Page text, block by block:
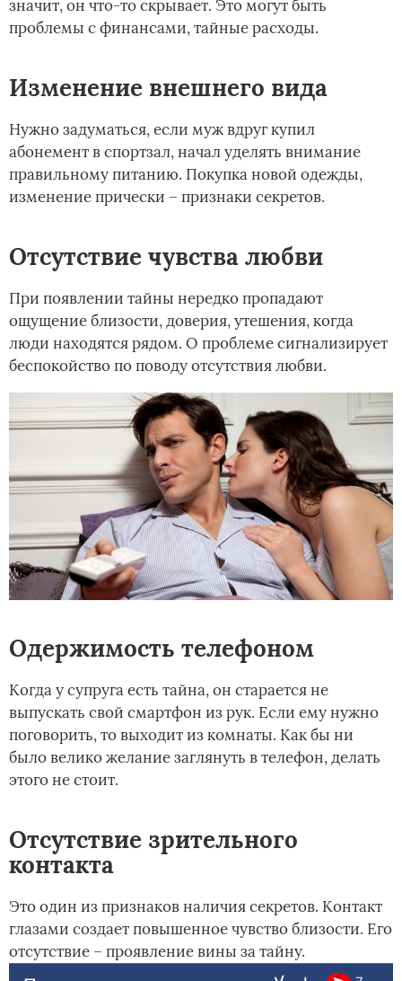
значит, он что-то скрывает. Это могут быть
проблемы с финансами, тайные расходы.
Изменение внешнего вида
Нужно задуматься, если муж вдруг купил
абонемент в спортзал, начал уделять внимание
правильному питанию. Покупка новой одежды,
изменение прически – признаки секретов.
Отсутствие чувства любви
При появлении тайны нередко пропадают
ощущение близости, доверия, утешения, когда
люди находятся рядом. О проблеме сигнализирует
беспокойство по поводу отсутствия любви.
Одержимость телефоном
Когда у супруга есть тайна, он старается не
выпускать свой смартфон из рук. Если ему нужно
поговорить, то выходит из комнаты. Как бы ни
было велико желание заглянуть в телефон, делать
этого не стоит.
Отсутствие зрительного
контакта
Это один из признаков наличия секретов. Контакт
глазами создает повышенное чувство близости. Его
отсутствие – проявление вины за тайну.